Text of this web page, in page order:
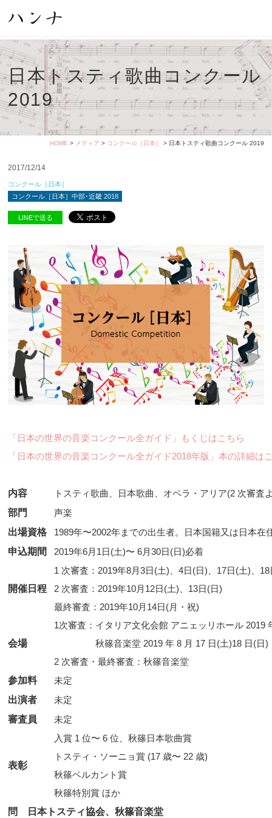
日本トスティ歌曲コンクール
2019
HOME > メディア > コンクール［日本］ > 日本トスティ歌曲コンクール 2019
2017/12/14
コンクール［日本］
コンクール［日本］中部･近畿 2018
LINEで送る
「日本の世界の音楽コンクール全ガイド」もくじはこちら
「日本の世界の音楽コンクール全ガイド2018年版」本の詳細は
内容
トスティ歌曲、日本歌曲、オペラ・アリア(2 次審査
部門
声楽
出場資格
1989年〜2002年までの出生者。日本国籍又は日本在
申込期間
2019年6月1日(土)〜 6月30日(日)必着
開催日程
1 次審査：2019年8月3日(土)、4日(日)、17日(土)、
2 次審査：2019年10月12日(土)、13日(日)
最終審査：2019年10月14日(月・祝)
会場
1次審査：イタリア文化会館 アニェッリホール 2019
秋篠音楽堂 2019 年 8 月 17 日(土)18 日(日)
2 次審査・最終審査：秋篠音楽堂
参加料
未定
出演者
未定
審査員
未定
表彰
入賞 1 位〜 6 位、秋篠日本歌曲賞
トスティ・ソーニョ賞 (17 歳〜 22 歳)
秋篠ベルカント賞
秋篠特別賞 ほか
問 日本トスティ協会、秋篠音楽堂